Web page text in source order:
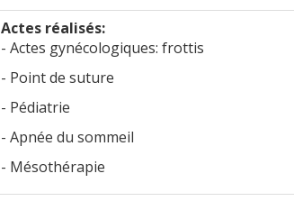
Actes réalisés:
- Actes gynécologiques: frottis
- Point de suture
- Pédiatrie
- Apnée du sommeil
- Mésothérapie